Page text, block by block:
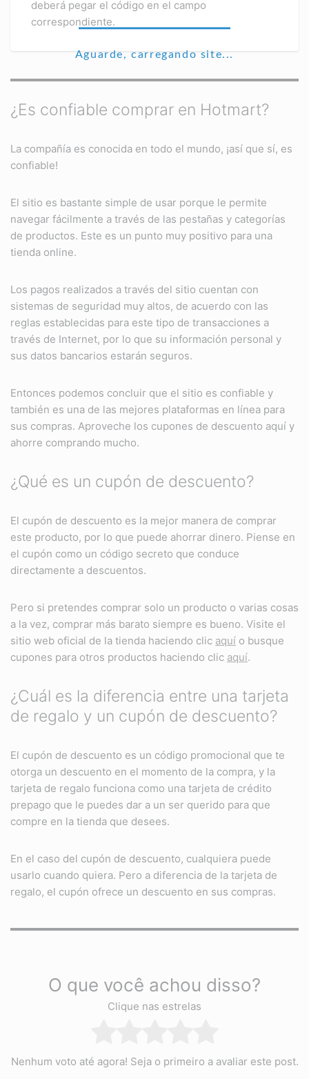
Aguarde, carregando site...
deberá pegar el código en el campo
correspondiente.
¿Es confiable comprar en Hotmart?
La compañía es conocida en todo el mundo, ¡así que sí, es
confiable!
El sitio es bastante simple de usar porque le permite
navegar fácilmente a través de las pestañas y categorías
de productos. Este es un punto muy positivo para una
tienda online.
Los pagos realizados a través del sitio cuentan con
sistemas de seguridad muy altos, de acuerdo con las
reglas establecidas para este tipo de transacciones a
través de Internet, por lo que su información personal y
sus datos bancarios estarán seguros.
Entonces podemos concluir que el sitio es confiable y
también es una de las mejores plataformas en línea para
sus compras. Aproveche los cupones de descuento aquí y
ahorre comprando mucho.
¿Qué es un cupón de descuento?
El cupón de descuento es la mejor manera de comprar
este producto, por lo que puede ahorrar dinero. Piense en
el cupón como un código secreto que conduce
directamente a descuentos.
Pero si pretendes comprar solo un producto o varias cosas
a la vez, comprar más barato siempre es bueno. Visite el
sitio web oficial de la tienda haciendo clic aquí o busque
cupones para otros productos haciendo clic aquí.
¿Cuál es la diferencia entre una tarjeta
de regalo y un cupón de descuento?
El cupón de descuento es un código promocional que te
otorga un descuento en el momento de la compra, y la
tarjeta de regalo funciona como una tarjeta de crédito
prepago que le puedes dar a un ser querido para que
compre en la tienda que desees.
En el caso del cupón de descuento, cualquiera puede
usarlo cuando quiera. Pero a diferencia de la tarjeta de
regalo, el cupón ofrece un descuento en sus compras.
O que você achou disso?
Clique nas estrelas
Nenhum voto até agora! Seja o primeiro a avaliar este post.